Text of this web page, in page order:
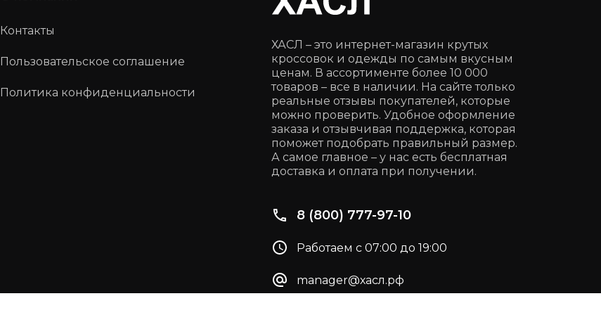
Контакты
Пользовательское соглашение
Политика конфиденциальности
ХАСЛ – это интернет-магазин крутых
кроссовок и одежды по самым вкусным
ценам. В ассортименте более 10 000
товаров – все в наличии. На сайте только
реальные отзывы покупателей, которые
можно проверить. Удобное оформление
заказа и отзывчивая поддержка, которая
поможет подобрать правильный размер.
А самое главное – у нас есть бесплатная
доставка и оплата при получении.
8 (800) 777-97-10
Работаем с 07:00 до 19:00
manager@хасл.рф